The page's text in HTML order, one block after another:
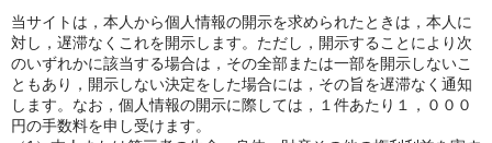
当サイトは，本人から個人情報の開示を求められたときは，本人に
対し，遅滞なくこれを開示します。ただし，開示することにより次
のいずれかに該当する場合は，その全部または一部を開示しないこ
ともあり，開示しない決定をした場合には，その旨を遅滞なく通知
します。なお，個人情報の開示に際しては，１件あたり１，０００
円の手数料を申し受けます。